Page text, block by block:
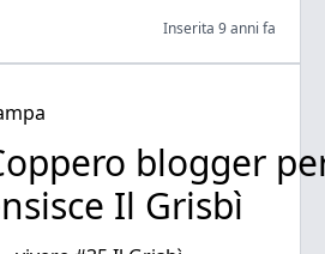
Inserita 9 anni fa
blogger
Il Grisbì